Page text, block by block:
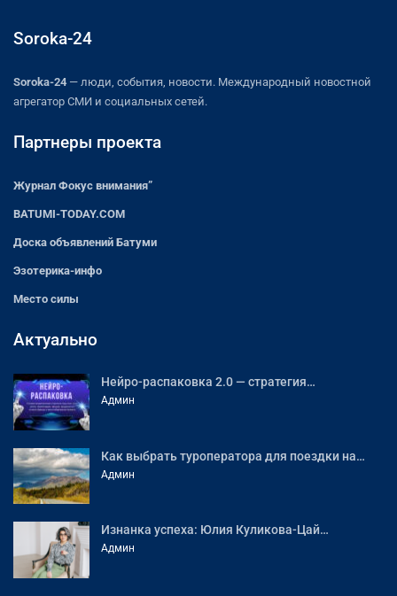
Soroka-24
Soroka-24 — люди, события, новости. Международный новостной
агрегатор СМИ и социальных сетей.
Партнеры проекта
Журнал Фокус внимания”
BATUMI-TODAY.COM
Доска объявлений Батуми
Эзотерика-инфо
Место силы
Актуально
Нейро-распаковка 2.0 — стратегия…
Админ
Как выбрать туроператора для поездки на…
Админ
Изнанка успеха: Юлия Куликова-Цай…
Админ